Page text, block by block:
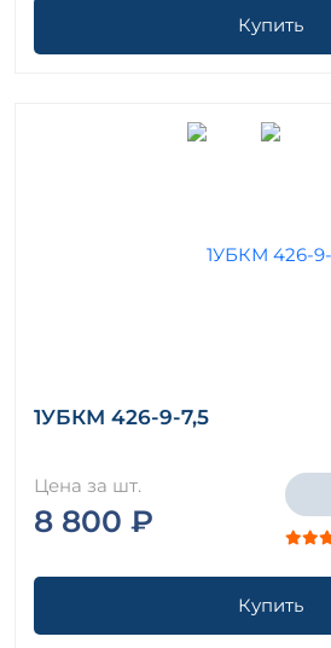
Купить
1УБКМ 426-9-7,5
Цена за шт.
8 800 ₽
Купить